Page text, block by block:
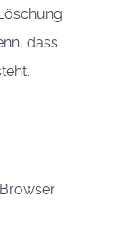
dass